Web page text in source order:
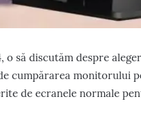
o să discutăm despre
cumpărarea monitorului
de ecranele normale